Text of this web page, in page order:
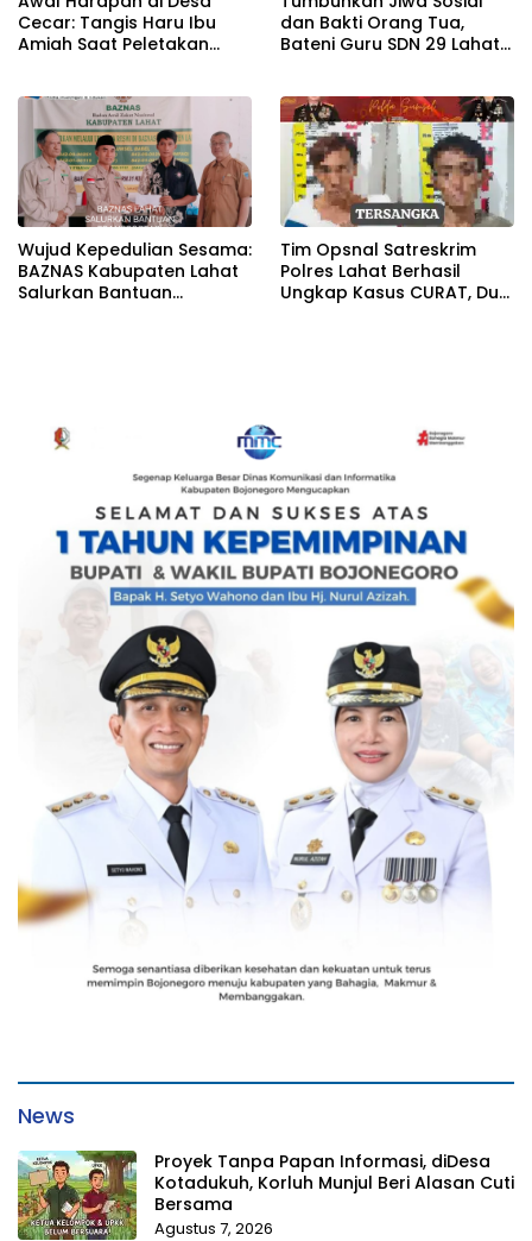
Cecar: Tangis Haru Ibu
Amiah Saat Peletakan
dan Bakti Orang Tua,
Bateni Guru SDN 29 Lahat
Wujud Kepedulian Sesama:
BAZNAS Kabupaten Lahat
Salurkan Bantuan
Tim Opsnal Satreskrim
Polres Lahat Berhasil
Ungkap Kasus CURAT, Dua
News
Proyek Tanpa Papan Informasi, diDesa
Kotadukuh, Korluh Munjul Beri Alasan Cuti
Bersama
Agustus 7, 2026